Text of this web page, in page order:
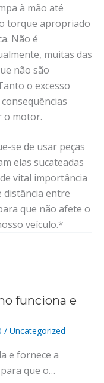
à mão até
torque apropriado
Não é
muitas das
não são
o excesso
o motor.
se de usar peças
elas sucateadas
vital importância
distância entre
que não afete o
veículo.*
funciona e
/ Uncategorized
e fornece a
que o…